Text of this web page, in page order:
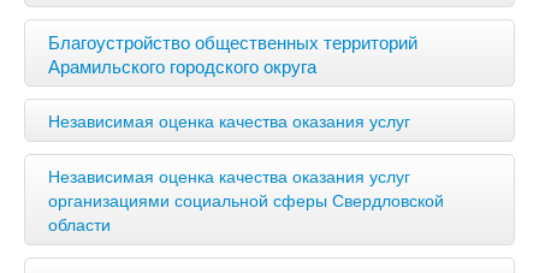
Благоустройство общественных территорий
Арамильского городского округа
Независимая оценка качества оказания услуг
Независимая оценка качества оказания услуг
организациями социальной сферы Свердловской
области